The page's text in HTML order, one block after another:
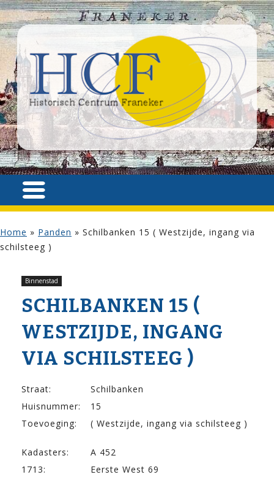
Home » Panden » Schilbanken 15 ( Westzijde, ingang via
schilsteeg )
Binnenstad
SCHILBANKEN 15 (
WESTZIJDE, INGANG
VIA SCHILSTEEG )
Straat:
Schilbanken
Huisnummer:
15
Toevoeging:
( Westzijde, ingang via schilsteeg )
Kadasters:
A 452
1713:
Eerste West 69